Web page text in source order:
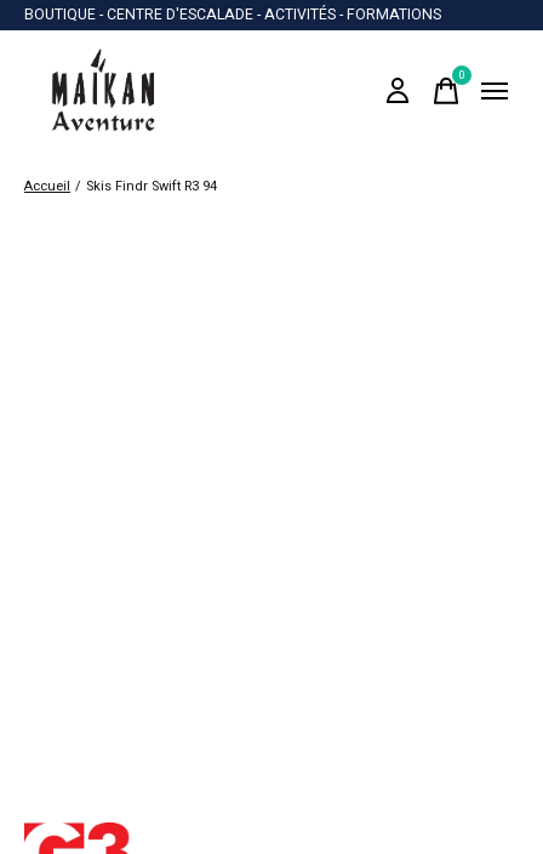
BOUTIQUE - CENTRE D'ESCALADE - ACTIVITÉS - FORMATIONS
0items
Accueil / Skis Findr Swift R3 94